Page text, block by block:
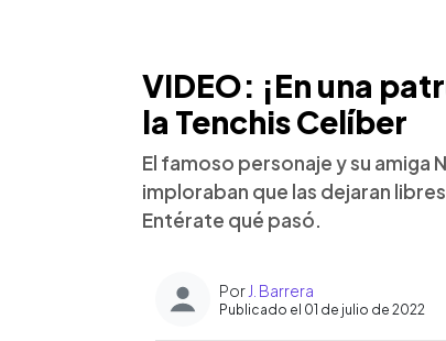
VIDEO: ¡En una
la Tenchis Celíber
El famoso personaje y su amiga
imploraban que las dejaran
Entérate qué pasó.
Por J. Barrera
Publicado el 01 de julio de 2022